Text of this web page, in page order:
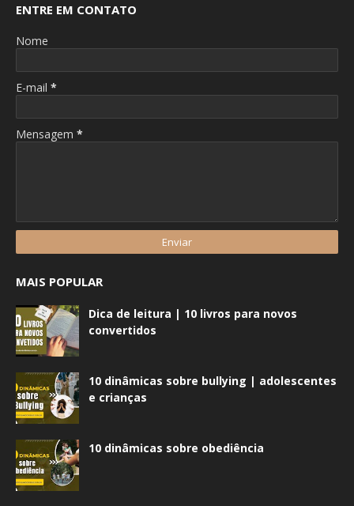
ENTRE EM CONTATO
Nome
E-mail *
Mensagem *
MAIS POPULAR
Dica de leitura | 10 livros para novos
convertidos
10 dinâmicas sobre bullying | adolescentes
e crianças
10 dinâmicas sobre obediência